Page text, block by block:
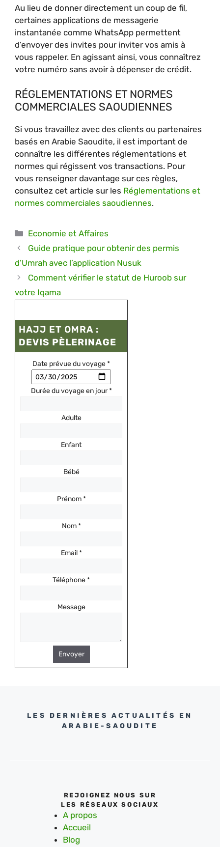
Au lieu de donner directement un coup de fil,
certaines applications de messagerie
instantanée comme WhatsApp permettent
d’envoyer des invites pour inviter vos amis à
vous rappeler. En agissant ainsi, vous connaîtrez
votre numéro sans avoir à dépenser de crédit.
RÉGLEMENTATIONS ET NORMES
COMMERCIALES SAOUDIENNES
Si vous travaillez avec des clients ou partenaires
basés en Arabie Saoudite, il est important de
connaître les différentes réglementations et
normes qui régissent vos transactions. Pour
vous renseigner davantage sur ces règles,
consultez cet article sur les Réglementations et
normes commerciales saoudiennes.
Catégories
Economie et Affaires
Guide pratique pour obtenir des permis
d’Umrah avec l’application Nusuk
Comment vérifier le statut de Huroob sur
votre Iqama
HAJJ ET OMRA :
DEVIS PÈLERINAGE
Date prévue du voyage*
Durée du voyage en jour*
Adulte
Enfant
Bébé
Prénom*
Nom*
Email*
Téléphone*
Message
Envoyer
LES DERNIÈRES ACTUALITÉS EN
ARABIE-SAOUDITE
REJOIGNEZ NOUS SUR
LES RÉSEAUX SOCIAUX
A propos
Accueil
Blog